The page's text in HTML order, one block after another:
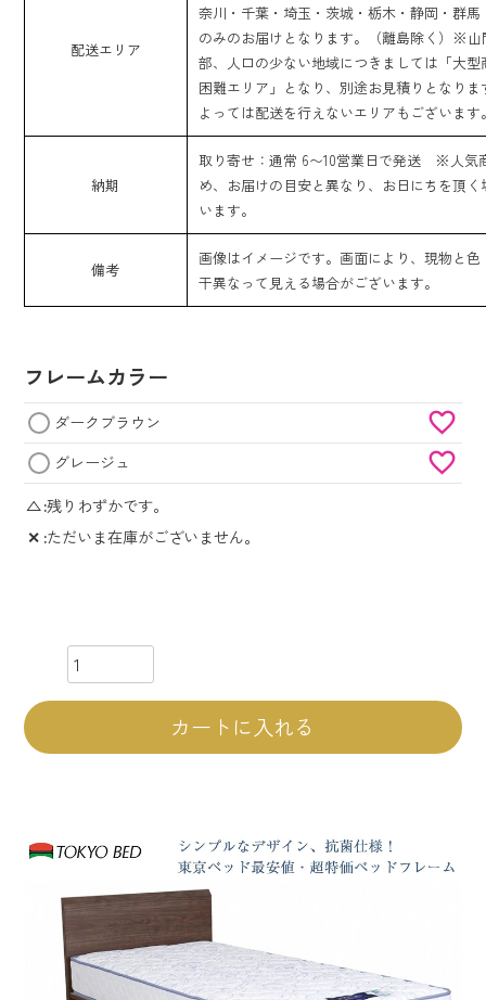
配送エリア
奈川・千葉・埼玉・茨城・栃木・静岡・群
のみのお届けとなります。（離島除く）※山
部、人口の少ない地域につきましては「大型
困難エリア」となり、別途お見積りとなりま
よっては配送を行えないエリアもございます
納期
取り寄せ：通常 6〜10営業日で発送 ※人気
め、お届けの目安と異なり、お日にちを頂く
います。
備考
画像はイメージです。画面により、現物と色
干異なって見える場合がございます。
フレームカラー
ダークブラウン
グレージュ
△ 残りわずかです。
✕ ただいま在庫がございません。
カートに入れる